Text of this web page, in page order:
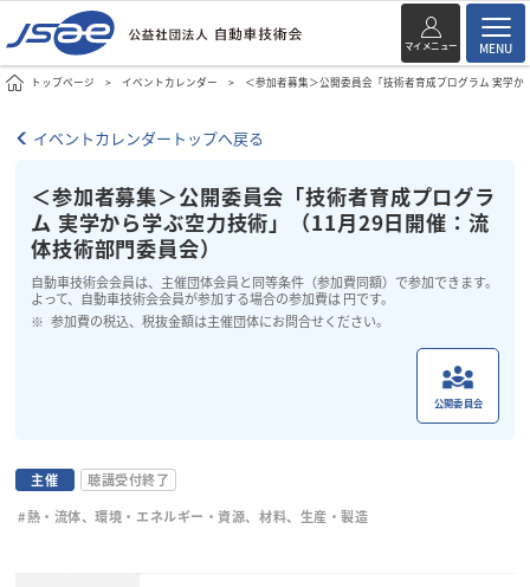
マイメニュー MENU
トップページ イベントカレンダー ＜参加者募集＞公開委員会「技術者育成プログラム 実学
イベントカレンダートップへ戻る
＜参加者募集＞公開委員会「技術者育成プログラ
ム 実学から学ぶ空力技術」（11月29日開催：流
体技術部門委員会）
自動車技術会会員は、主催団体会員と同等条件（参加費同額）で参加できます。
よって、自動車技術会会員が参加する場合の参加費は 円です。
参加費の税込、税抜金額は主催団体にお問合せください。
公開委員会
主催
聴講受付終了
#熱・流体、環境・エネルギー・資源、材料、生産・製造